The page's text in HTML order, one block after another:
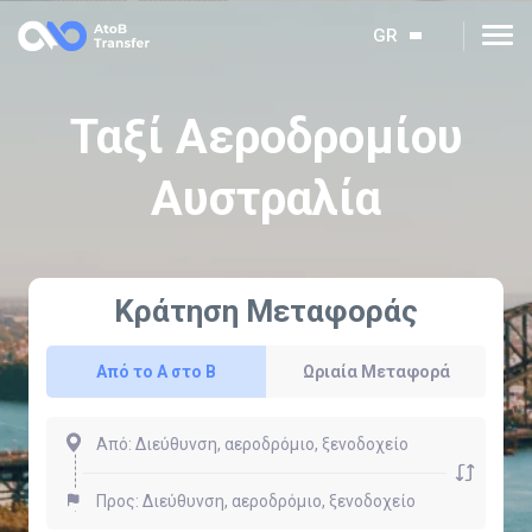
GR
Ταξί Αεροδρομίου
Αυστραλία
Κράτηση Μεταφοράς
Από το Α στο Β Ωριαία Μεταφορά